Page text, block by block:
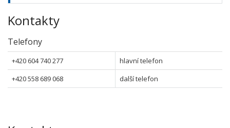
Kontakty
Telefony
+420 604 740 277
hlavní telefon
+420 558 689 068
další telefon